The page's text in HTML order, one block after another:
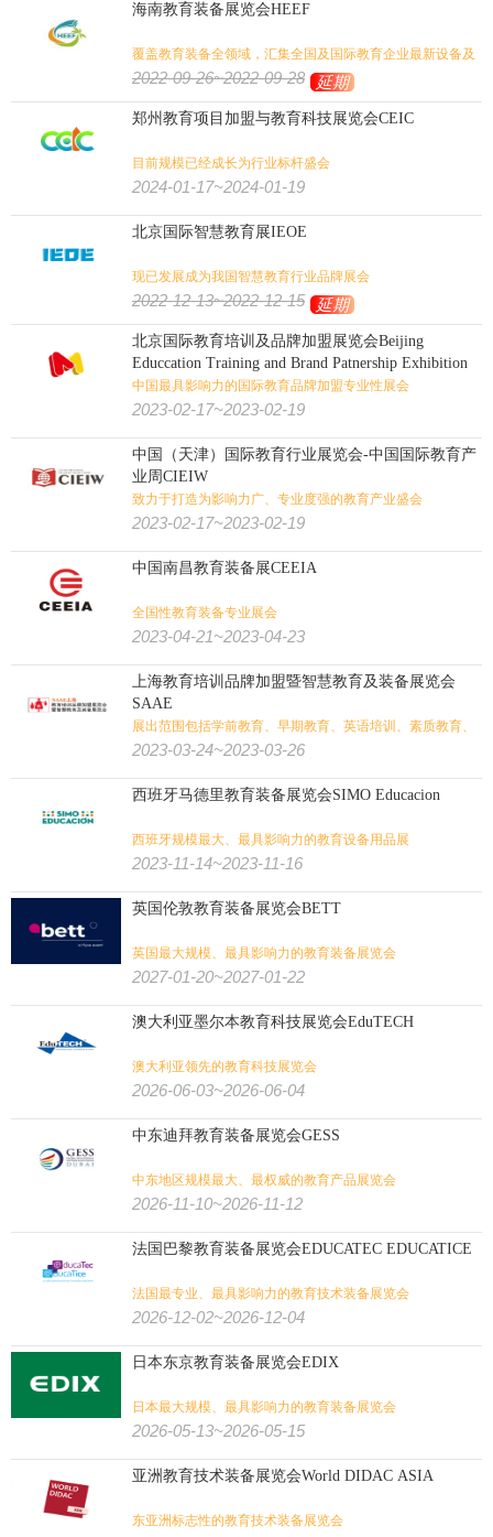
海南教育装备展览会HEEF
覆盖教育装备全领域，汇集全国及国际教育企业最新设备及
技术
2022-09-26~2022-09-28 延期
郑州教育项目加盟与教育科技展览会CEIC
目前规模已经成长为行业标杆盛会
2024-01-17~2024-01-19
北京国际智慧教育展IEOE
现已发展成为我国智慧教育行业品牌展会
2022-12-13~2022-12-15 延期
北京国际教育培训及品牌加盟展览会Beijing
Educcation Training and Brand Patnership Exhibition
中国最具影响力的国际教育品牌加盟专业性展会
2023-02-17~2023-02-19
中国（天津）国际教育行业展览会-中国国际教育产
业周CIEIW
致力于打造为影响力广、专业度强的教育产业盛会
2023-02-17~2023-02-19
中国南昌教育装备展CEEIA
全国性教育装备专业展会
2023-04-21~2023-04-23
上海教育培训品牌加盟暨智慧教育及装备展览会
SAAE
展出范围包括学前教育、早期教育、英语培训、素质教育、
艺术教育、外语培训等
2023-03-24~2023-03-26
西班牙马德里教育装备展览会SIMO Educacion
西班牙规模最大、最具影响力的教育设备用品展
2023-11-14~2023-11-16
英国伦敦教育装备展览会BETT
英国最大规模、最具影响力的教育装备展览会
2027-01-20~2027-01-22
澳大利亚墨尔本教育科技展览会EduTECH
澳大利亚领先的教育科技展览会
2026-06-03~2026-06-04
中东迪拜教育装备展览会GESS
中东地区规模最大、最权威的教育产品展览会
2026-11-10~2026-11-12
法国巴黎教育装备展览会EDUCATEC EDUCATICE
法国最专业、最具影响力的教育技术装备展览会
2026-12-02~2026-12-04
日本东京教育装备展览会EDIX
日本最大规模、最具影响力的教育装备展览会
2026-05-13~2026-05-15
亚洲教育技术装备展览会World DIDAC ASIA
东亚洲标志性的教育技术装备展览会